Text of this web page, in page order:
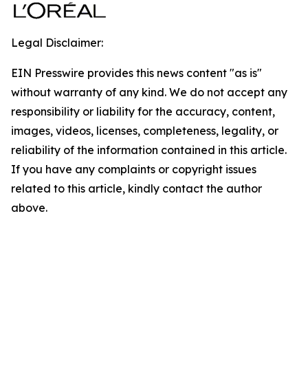
Legal Disclaimer:
EIN Presswire provides this news content "as is"
without warranty of any kind. We do not accept any
responsibility or liability for the accuracy, content,
images, videos, licenses, completeness, legality, or
reliability of the information contained in this article.
If you have any complaints or copyright issues
related to this article, kindly contact the author
above.